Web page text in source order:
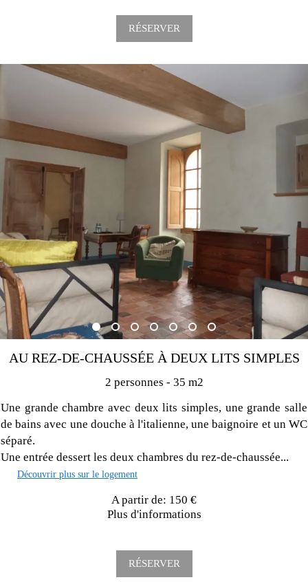
RÉSERVER
AU REZ-DE-CHAUSSÉE À DEUX LITS SIMPLES
2 personnes - 35 m2
Une grande chambre avec deux lits simples, une grande salle
de bains avec une douche à l'italienne, une baignoire et un WC
séparé.
Une entrée dessert les deux chambres du rez-de-chaussée...
Découvrir plus sur le logement
A partir de: 150 €
Plus d'informations
RÉSERVER